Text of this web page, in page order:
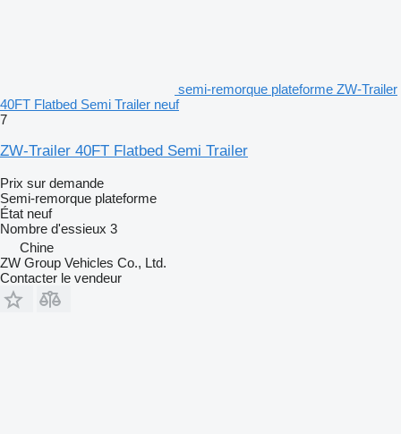
semi-remorque plateforme ZW-Trailer
40FT Flatbed Semi Trailer neuf
7
ZW-Trailer 40FT Flatbed Semi Trailer
Prix sur demande
Semi-remorque plateforme
État neuf
Nombre d'essieux 3
Chine
ZW Group Vehicles Co., Ltd.
Contacter le vendeur